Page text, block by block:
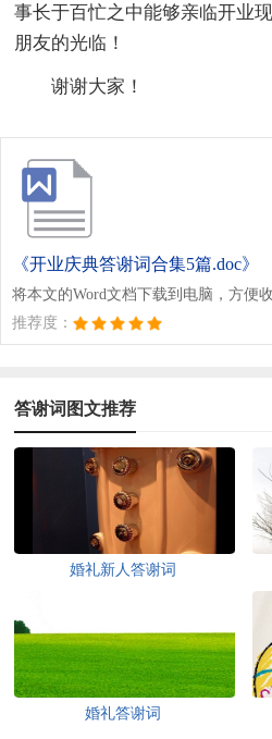
事长于百忙之中能够亲临开业
朋友的光临！
谢谢大家！
《开业庆典答谢词合集5篇.doc》
将本文的Word文档下载到电脑，方便
推荐度：
答谢词图文推荐
婚礼新人答谢词
婚礼答谢词